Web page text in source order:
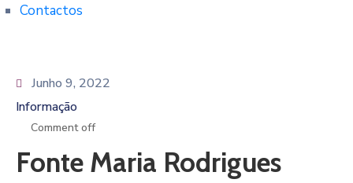
Contactos
Junho 9, 2022
Informação
Comment off
Fonte Maria Rodrigues